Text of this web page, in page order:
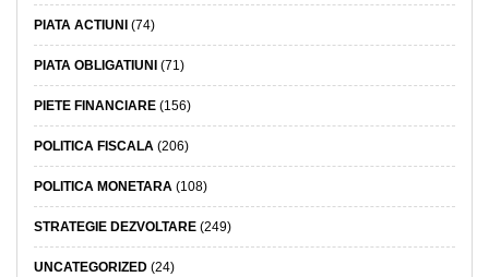
PIATA ACTIUNI (74)
PIATA OBLIGATIUNI (71)
PIETE FINANCIARE (156)
POLITICA FISCALA (206)
POLITICA MONETARA (108)
STRATEGIE DEZVOLTARE (249)
UNCATEGORIZED (24)